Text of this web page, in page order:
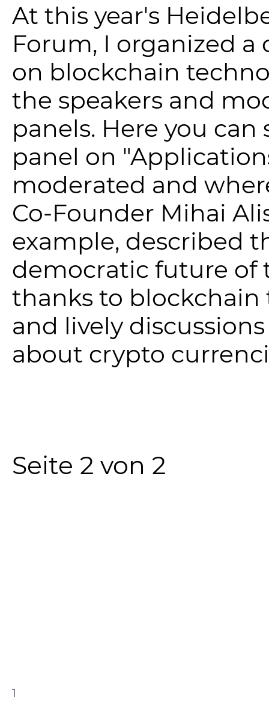
At this year's
Forum, I organized a
on blockchain
the speakers and
panels. Here you can
panel on
moderated and
Co-Founder Mihai
example, described
democratic future of
thanks to blockchain
and lively
about crypto
Seite 2 von 2
1